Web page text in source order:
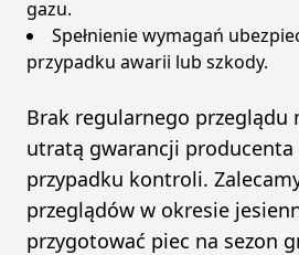
gazu.
Spełnienie wymagań
przypadku awarii lub szkody.
Brak regularnego przeglądu
utratą gwarancji
przypadku kontroli.
przeglądów w okresie
przygotować piec na sezon